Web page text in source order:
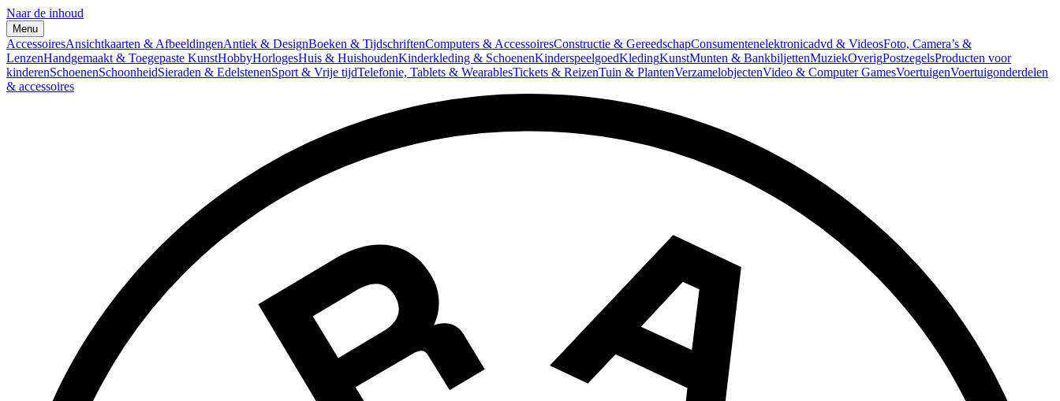
Naar de inhoud
Menu
AccessoiresAnsichtkaarten & AfbeeldingenAntiek & DesignBoeken & TijdschriftenComputers & AccessoiresConstructie & GereedschapConsumentenelektronicadvd & VideosFoto, Camera’s &
LenzenHandgemaakt & Toegepaste KunstHobbyHorlogesHuis & HuishoudenKinderkleding & SchoenenKinderspeelgoedKledingKunstMunten & BankbiljettenMuziekOverigPostzegelsProducten voor
kinderenSchoenenSchoonheidSieraden & EdelstenenSport & Vrije tijdTelefonie, Tablets & WearablesTickets & ReizenTuin & PlantenVerzamelobjectenVideo & Computer GamesVoertuigenVoertuigonderdelen
& accessoires